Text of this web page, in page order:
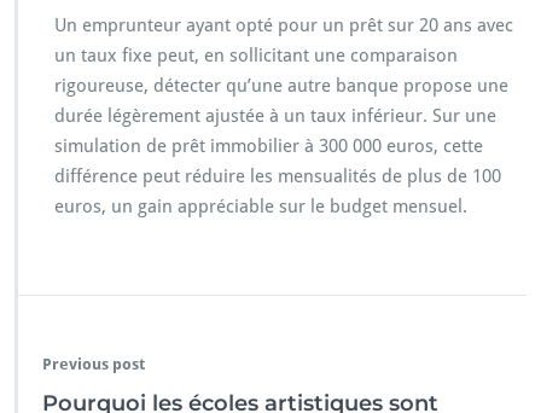
Un emprunteur ayant opté pour un prêt sur 20 ans avec
un taux fixe peut, en sollicitant une comparaison
rigoureuse, détecter qu’une autre banque propose une
durée légèrement ajustée à un taux inférieur. Sur une
simulation de prêt immobilier à 300 000 euros, cette
différence peut réduire les mensualités de plus de 100
euros, un gain appréciable sur le budget mensuel.
Previous post
Pourquoi les écoles artistiques sont